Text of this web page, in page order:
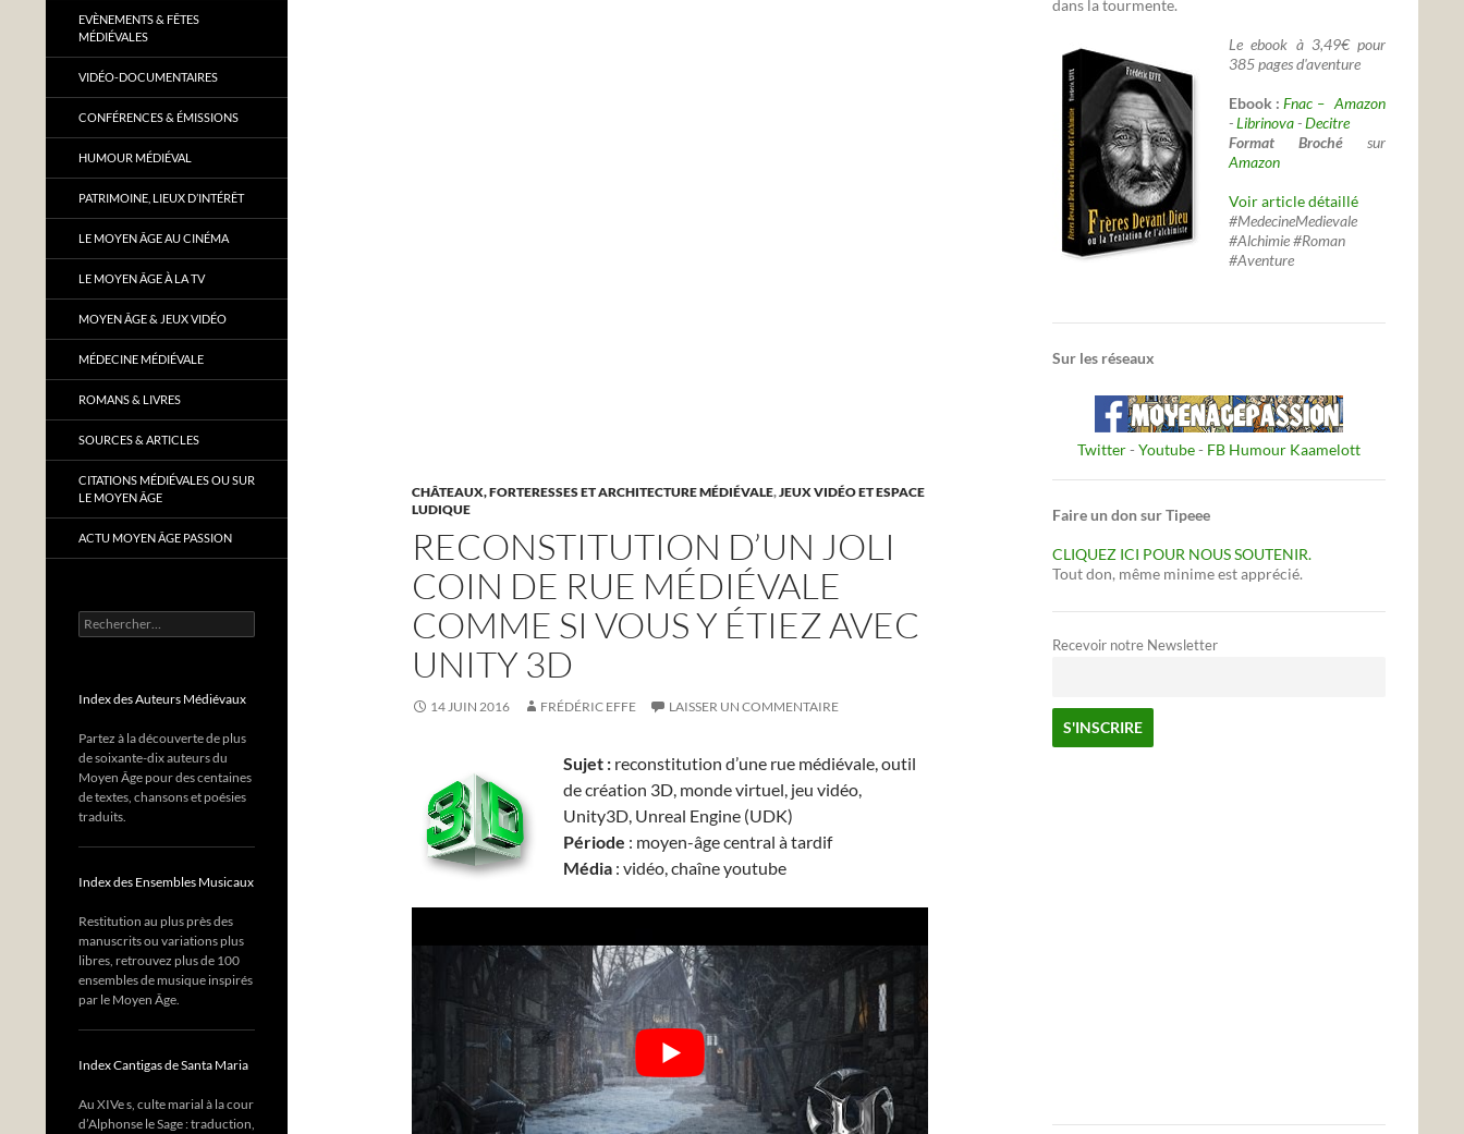
CHÂTEAUX, FORTERESSES ET ARCHITECTURE MÉDIÉVALE,JEUX VIDÉO ET ESPACE
LUDIQUE
RECONSTITUTION D’UN JOLI
COIN DE RUE MÉDIÉVALE
COMME SI VOUS Y ÉTIEZ AVEC
UNITY 3D
14 JUIN 2016 FRÉDÉRIC EFFE LAISSER UN COMMENTAIRE
Sujet : reconstitution d’une rue médiévale, outil
de création 3D, monde virtuel, jeu vidéo,
Unity3D, Unreal Engine (UDK)
Période : moyen-âge central à tardif
Média : vidéo, chaîne youtube
dans la tourmente.
Le ebook à 3,49€ pour
385 pages d'aventure
Ebook :Fnac – Amazon
-Librinova-Decitre
Format Broché sur
Amazon
Voir article détaillé
#MedecineMedievale
#Alchimie #Roman
#Aventure
Sur les réseaux
Twitter- Youtube- FB Humour Kaamelott
Faire un don sur Tipeee
CLIQUEZ ICI POUR NOUS SOUTENIR.
Tout don, même minime est apprécié.
Recevoir notre Newsletter
EVÈNEMENTS & FÊTES
MÉDIÉVALES
VIDÉO-DOCUMENTAIRES
CONFÉRENCES & ÉMISSIONS
HUMOUR MÉDIÉVAL
PATRIMOINE, LIEUX D’INTÉRÊT
LE MOYEN ÂGE AU CINÉMA
LE MOYEN ÂGE À LA TV
MOYEN ÂGE & JEUX VIDÉO
MÉDECINE MÉDIÉVALE
ROMANS & LIVRES
SOURCES & ARTICLES
CITATIONS MÉDIÉVALES OU SUR
LE MOYEN ÂGE
ACTU MOYEN ÂGE PASSION
Rechercher :
Index des Auteurs Médiévaux
Partez à la découverte de plus
de soixante-dix auteurs du
Moyen Âge pour des centaines
de textes, chansons et poésies
traduits.
Index des Ensembles Musicaux
Restitution au plus près des
manuscrits ou variations plus
libres, retrouvez plus de 100
ensembles de musique inspirés
par le Moyen Âge.
Index Cantigas de Santa Maria
Au XIVe s, culte marial à la cour
d’Alphonse le Sage : traduction,